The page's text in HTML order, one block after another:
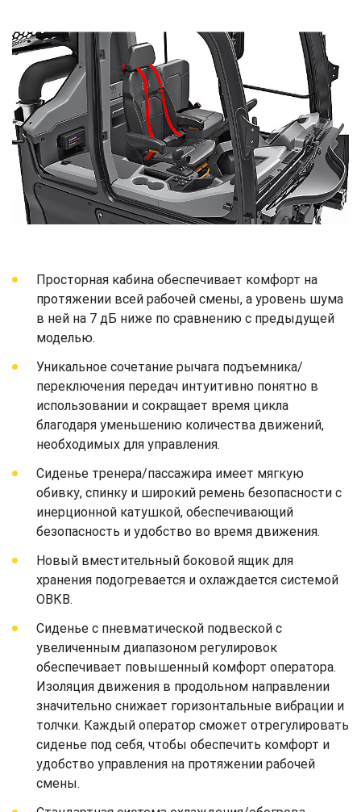
Просторная кабина обеспечивает комфорт на
протяжении всей рабочей смены, а уровень шума
в ней на 7 дБ ниже по сравнению с предыдущей
моделью.
Уникальное сочетание рычага подъемника/
переключения передач интуитивно понятно в
использовании и сокращает время цикла
благодаря уменьшению количества движений,
необходимых для управления.
Сиденье тренера/пассажира имеет мягкую
обивку, спинку и широкий ремень безопасности с
инерционной катушкой, обеспечивающий
безопасность и удобство во время движения.
Новый вместительный боковой ящик для
хранения подогревается и охлаждается системой
ОВКВ.
Сиденье с пневматической подвеской с
увеличенным диапазоном регулировок
обеспечивает повышенный комфорт оператора.
Изоляция движения в продольном направлении
значительно снижает горизонтальные вибрации и
толчки. Каждый оператор сможет отрегулировать
сиденье под себя, чтобы обеспечить комфорт и
удобство управления на протяжении рабочей
смены.